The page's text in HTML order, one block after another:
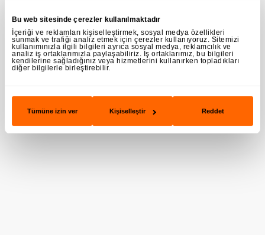
Bu web sitesinde çerezler kullanılmaktadır
İçeriği ve reklamları kişiselleştirmek, sosyal medya özellikleri
sunmak ve trafiği analiz etmek için çerezler kullanıyoruz. Sitemizi
kullanımınızla ilgili bilgileri ayrıca sosyal medya, reklamcılık ve
analiz iş ortaklarımızla paylaşabiliriz. İş ortaklarımız, bu bilgileri
kendilerine sağladığınız veya hizmetlerini kullanırken topladıkları
diğer bilgilerle birleştirebilir.
Tümüne izin ver Kişiselleştir Reddet